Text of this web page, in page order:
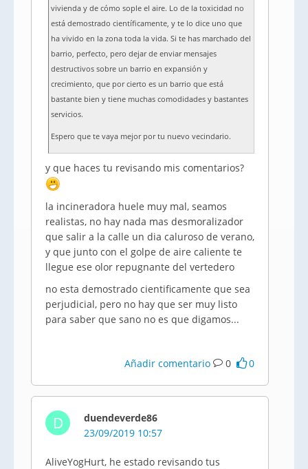
vivienda y de cómo sople el aire. Lo de la toxicidad no
está demostrado científicamente, y te lo dice uno que
ha vivido en la zona toda la vida. Si te has marchado del
barrio, perfecto, pero dejar de enviar mensajes
destructivos sobre un barrio en expansión y
crecimiento, que por cierto es un barrio que está
bastante bien y tiene muchas comodidades y bastantes
servicios.
Espero que te vaya mejor por tu nuevo vecindario.
y que haces tu revisando mis comentarios?
la incineradora huele muy mal, seamos
realistas, no hay nada mas desmoralizador
que salir a la calle un dia caluroso de verano,
y que junto con el golpe de aire caliente te
llegue ese olor repugnante del vertedero
no esta demostrado cientificamente que sea
perjudicial, pero no hay que ser muy listo
para saber que sano no es que digamos...
Añadir comentario 0 0
D
duendeverde86
23/09/2019 10:57
AliveYogHurt, he estado revisando tus